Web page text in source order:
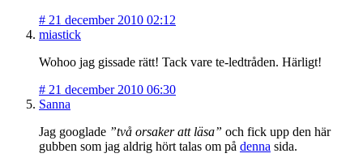
# 21 december 2010 02:12
miastick
Wohoo jag gissade rätt! Tack vare te-ledtråden. Härligt!
# 21 december 2010 06:30
Sanna
Jag googlade ”två orsaker att läsa” och fick upp den här
gubben som jag aldrig hört talas om på denna sida.